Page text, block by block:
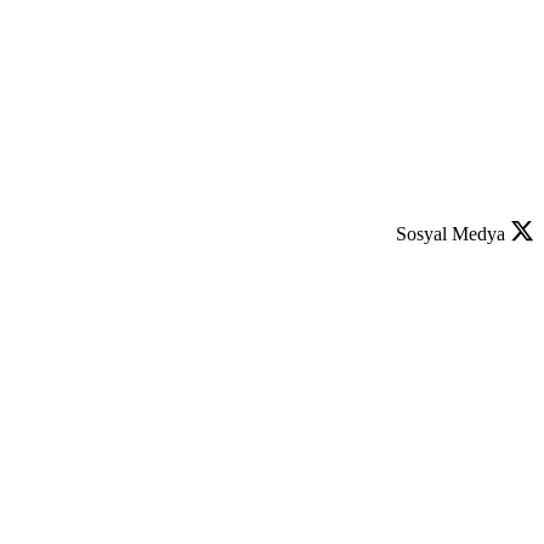
Sosyal Medya